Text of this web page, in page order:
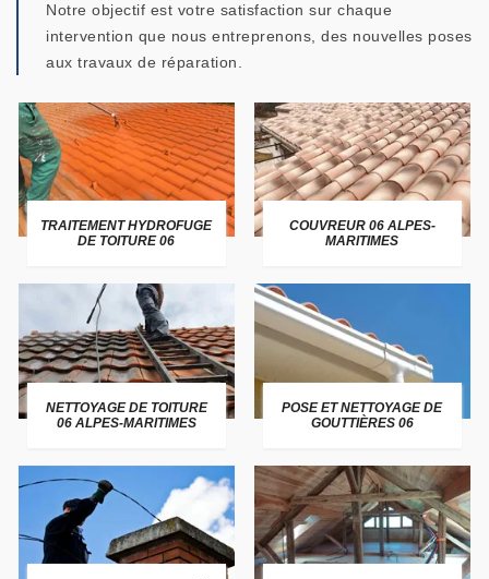
Notre objectif est votre satisfaction sur chaque
intervention que nous entreprenons, des nouvelles poses
aux travaux de réparation.
TRAITEMENT HYDROFUGE
DE TOITURE 06
COUVREUR 06 ALPES-
MARITIMES
NETTOYAGE DE TOITURE
06 ALPES-MARITIMES
POSE ET NETTOYAGE DE
GOUTTIÈRES 06